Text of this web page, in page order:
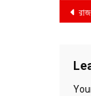
রাজধানীতে